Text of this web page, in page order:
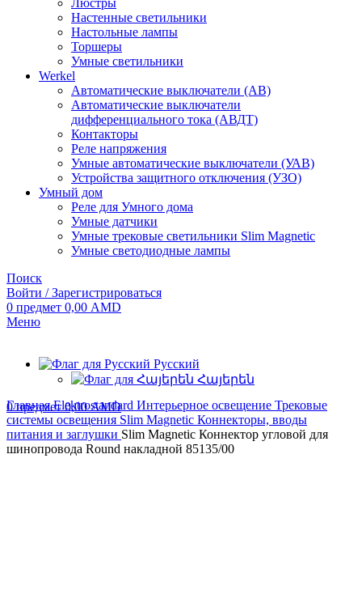
Люстры
Настенные светильники
Настольные лампы
Торшеры
Умные светильники
Werkel
Автоматические выключатели (АВ)
Автоматические выключатели
дифференциального тока (АВДТ)
Контакторы
Реле напряжения
Умные автоматические выключатели (УАВ)
Устройства защитного отключения (УЗО)
Умный дом
Реле для Умного дома
Умные датчики
Умные трековые светильники Slim Magnetic
Умные светодиодные лампы
Поиск
Войти / Зарегистрироваться
0 предмет 0,00 AMD
Меню
Русский
Հայերեն
0предмет 0,00AMD
ГлавнаяElektrostandard Интерьерное освещение Трековые
системы освещения Slim Magnetic Коннекторы, вводы
питания и заглушки Slim Magnetic Коннектор угловой для
шинопровода Round накладной 85135/00